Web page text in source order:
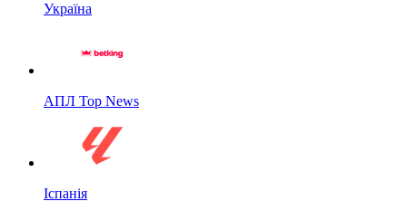
Україна
АПЛ Top News
Іспанія